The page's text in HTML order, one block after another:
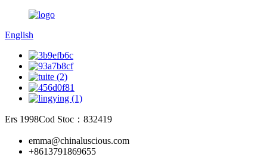
English
Ers 1998Cod Stoc：832419
emma@chinaluscious.com
+8613791869655